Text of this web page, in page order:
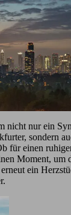
nicht nur ein
sondern
für einen
Moment, um
ein